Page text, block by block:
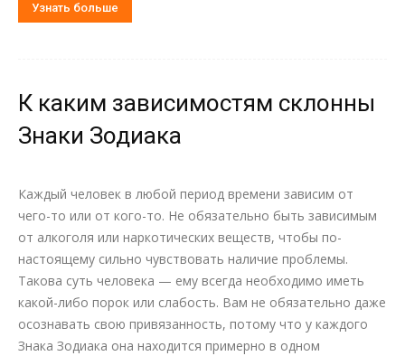
Узнать больше
К каким зависимостям склонны
Знаки Зодиака
Каждый человек в любой период времени зависим от
чего-то или от кого-то. Не обязательно быть зависимым
от алкоголя или наркотических веществ, чтобы по-
настоящему сильно чувствовать наличие проблемы.
Такова суть человека — ему всегда необходимо иметь
какой-либо порок или слабость. Вам не обязательно даже
осознавать свою привязанность, потому что у каждого
Знака Зодиака она находится примерно в одном